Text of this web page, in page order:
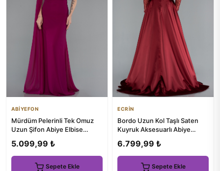
ABİYEFON
Mürdüm Pelerinli Tek Omuz
Uzun Şifon Abiye Elbise
5.099,99 ₺
Sepete Ekle
ECRİN
Bordo Uzun Kol Taşlı Saten
Kuyruk Aksesuarlı Abiye
6.799,99 ₺
Sepete Ekle